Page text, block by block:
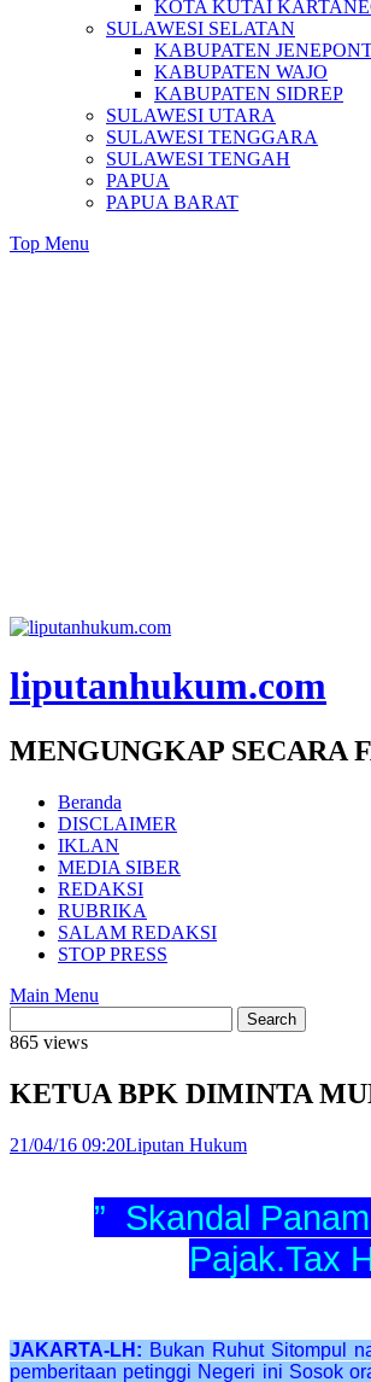
KOTA KUTAI
SULAWESI SELATAN
KABUPATEN
KABUPATEN WAJO
KABUPATEN SIDREP
SULAWESI UTARA
SULAWESI TENGGARA
SULAWESI TENGAH
PAPUA
PAPUA BARAT
Top Menu
liputanhukum.com
MENGUNGKAP SECARA
Beranda
DISCLAIMER
IKLAN
MEDIA SIBER
REDAKSI
RUBRIKA
SALAM REDAKSI
STOP PRESS
Main Menu
865 views
KETUA BPK DIMINTA
21/04/16 09:20Liputan Hukum
” Skandal
Pajak.Tax
JAKARTA-LH: Bukan Ruhut Sitompul
pemberitaan petinggi Negeri ini Sosok